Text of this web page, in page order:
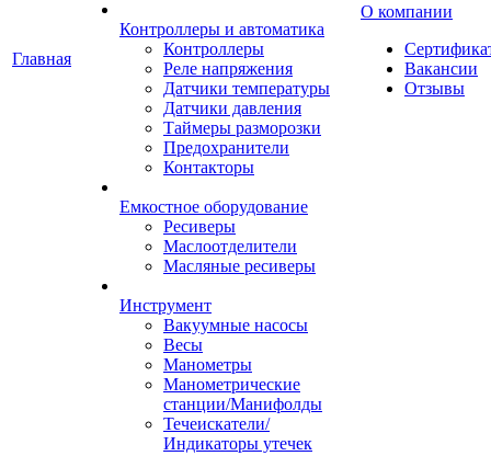
Главная
Контроллеры и автоматика
Контроллеры
Реле напряжения
Датчики температуры
Датчики давления
Таймеры разморозки
Предохранители
Контакторы
Емкостное оборудование
Ресиверы
Маслоотделители
Масляные ресиверы
Инструмент
Вакуумные насосы
Весы
Манометры
Манометрические
станции/Манифолды
Течеискатели/
Индикаторы утечек
О компании
Вакансии
Отзывы